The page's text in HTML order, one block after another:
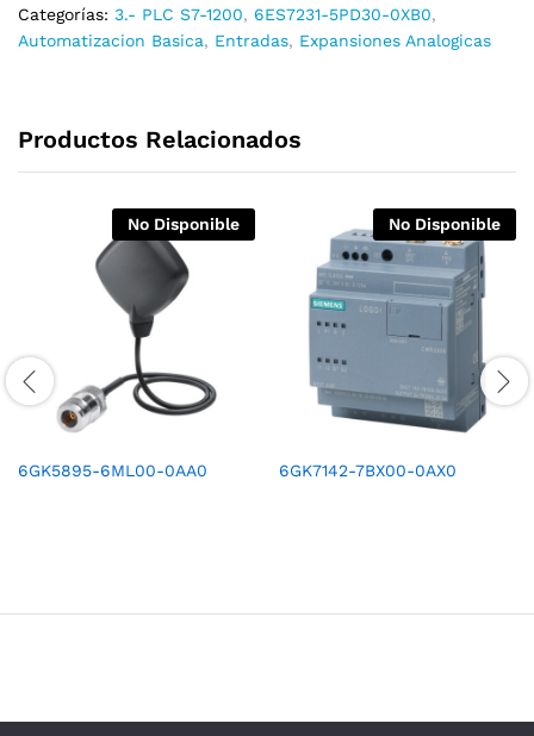
Categorías: 3.- PLC S7-1200, 6ES7231-5PD30-0XB0,
Automatizacion Basica, Entradas, Expansiones Analogicas
Productos Relacionados
No Disponible
6GK5895-6ML00-0AA0
No Disponible
6GK7142-7BX00-0AX0